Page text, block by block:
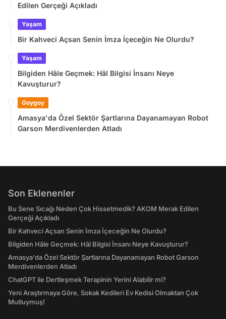
Edilen Gerçeği Açıkladı
Yaşam
Bir Kahveci Açsan Senin İmza İçeceğin Ne Olurdu?
Yaşam
Bilgiden Hâle Geçmek: Hâl Bilgisi İnsanı Neye
Kavuşturur?
Goygoy
Amasya'da Özel Sektör Şartlarına Dayanamayan Robot
Garson Merdivenlerden Atladı
Son Eklenenler
Bu Sene Sıcağı Neden Çok Hissetmedik? AKOM Merak Edilen
Gerçeği Açıkladı
Bir Kahveci Açsan Senin İmza İçeceğin Ne Olurdu?
Bilgiden Hâle Geçmek: Hâl Bilgisi İnsanı Neye Kavuşturur?
Amasya'da Özel Sektör Şartlarına Dayanamayan Robot Garson
Merdivenlerden Atladı
ChatGPT ile Dertleşmek Terapinin Yerini Alabilir mi?
Yeni Araştırmaya Göre, Sokak Kedileri Ev Kedisi Olmaktan Çok
Mutluymuş!